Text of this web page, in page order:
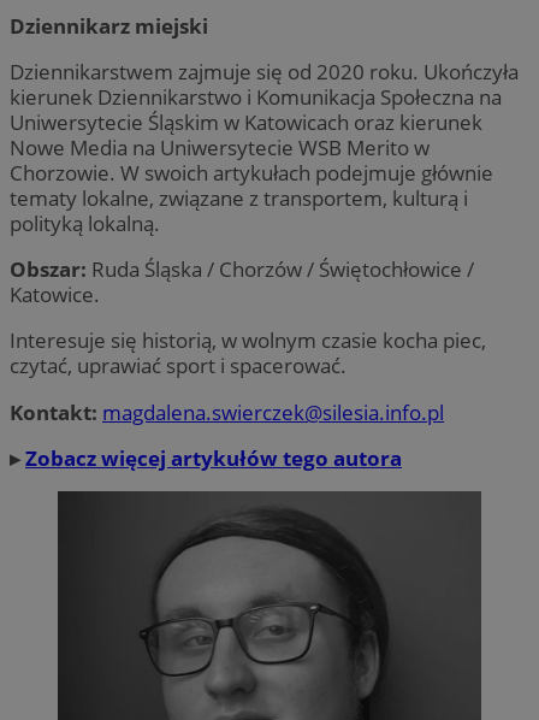
Dziennikarz miejski
Dziennikarstwem zajmuje się od 2020 roku. Ukończyła
kierunek Dziennikarstwo i Komunikacja Społeczna na
Uniwersytecie Śląskim w Katowicach oraz kierunek
Nowe Media na Uniwersytecie WSB Merito w
Chorzowie. W swoich artykułach podejmuje głównie
tematy lokalne, związane z transportem, kulturą i
polityką lokalną.
Obszar: Ruda Śląska / Chorzów / Świętochłowice /
Katowice.
Interesuje się historią, w wolnym czasie kocha piec,
czytać, uprawiać sport i spacerować.
Kontakt: magdalena.swierczek@silesia.info.pl
▸Zobacz więcej artykułów tego autora